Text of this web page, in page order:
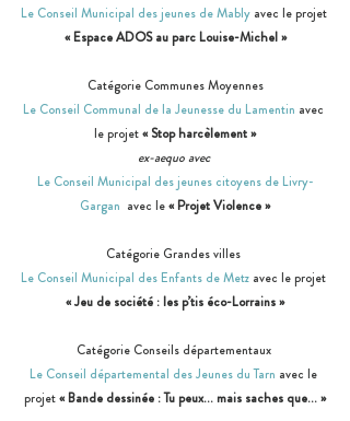
Le Conseil Municipal des jeunes de Mably avec le projet
« Espace ADOS au parc Louise-Michel »
Catégorie Communes Moyennes
Le Conseil Communal de la Jeunesse du Lamentin avec
le projet « Stop harcèlement »
ex-aequo avec
Le Conseil Municipal des jeunes citoyens de Livry-
Gargan
  avec le
« Projet Violence »
Catégorie Grandes villes
Le Conseil Municipal des Enfants de Metz avec le projet
« Jeu de société : les p’tis éco-Lorrains »
Catégorie Conseils départementaux
Le Conseil départemental des Jeunes du Tarn avec le
projet « Bande dessinée : Tu peux… mais saches que… »